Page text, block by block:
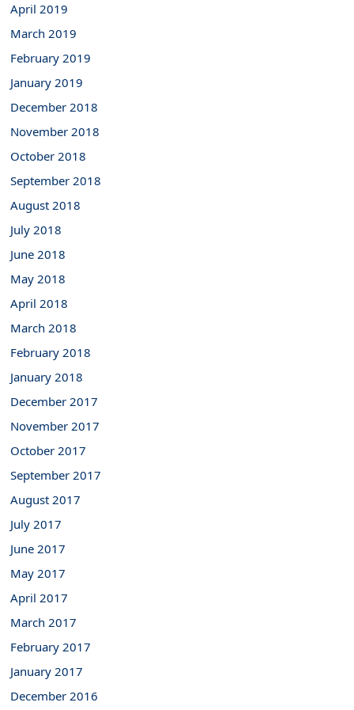
April 2019
March 2019
February 2019
January 2019
December 2018
November 2018
October 2018
September 2018
August 2018
July 2018
June 2018
May 2018
April 2018
March 2018
February 2018
January 2018
December 2017
November 2017
October 2017
September 2017
August 2017
July 2017
June 2017
May 2017
April 2017
March 2017
February 2017
January 2017
December 2016